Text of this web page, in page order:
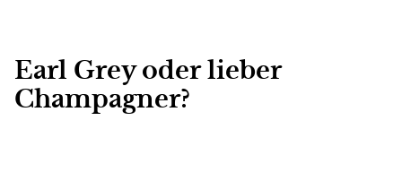
Earl Grey oder lieber
Champagner?